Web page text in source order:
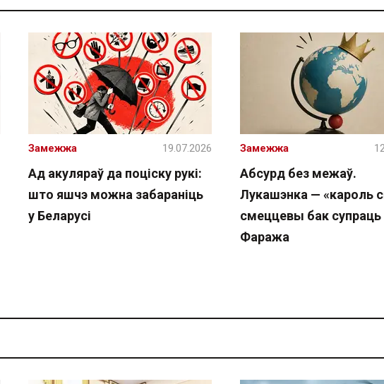
Ад акуляраў да поціску рукі:
што яшчэ можна забараніць
у Беларусі
Замежжа 19.07.2026
Абсурд без межаў.
Лукашэнка — «кароль
смеццевы бак супраць
Фаража
Замежжа